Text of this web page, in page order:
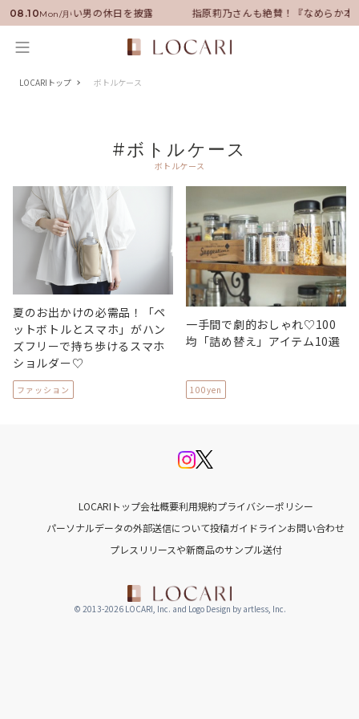
08.10Mon/月
ーに就任！いい男の休日を披露 指原莉乃さんも絶賛！『なめらか
LOCARIトップ ボトルケース
#ボトルケース
ボトルケース
夏のお出かけの必需品！「ペ
ットボトルとスマホ」がハン
ズフリーで持ち歩けるスマホ
ショルダー♡
ファッション
一手間で劇的おしゃれ♡100
均「詰め替え」アイテム10選
100yen
LOCARIトップ会社概要利用規約プライバシーポリシー
パーソナルデータの外部送信について投稿ガイドラインお問い合わせ
プレスリリースや新商品のサンプル送付
© 2013-2026 LOCARI, Inc. and Logo Design by artless, Inc.